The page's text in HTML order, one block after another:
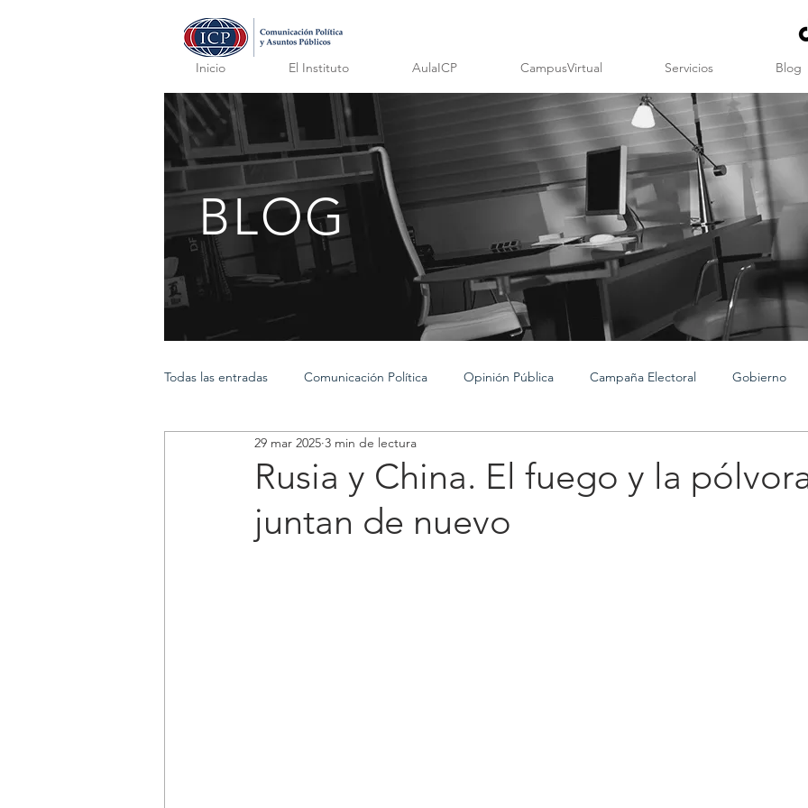
Inicio El Instituto AulaICP CampusVirtual Servicios Blog
BLOG
Todas las entradas Comunicación Política Opinión Pública Campaña Electoral Gobierno
Rusia y China. El fuego y la
juntan de nuevo
29 mar 2025 3 min de lectura